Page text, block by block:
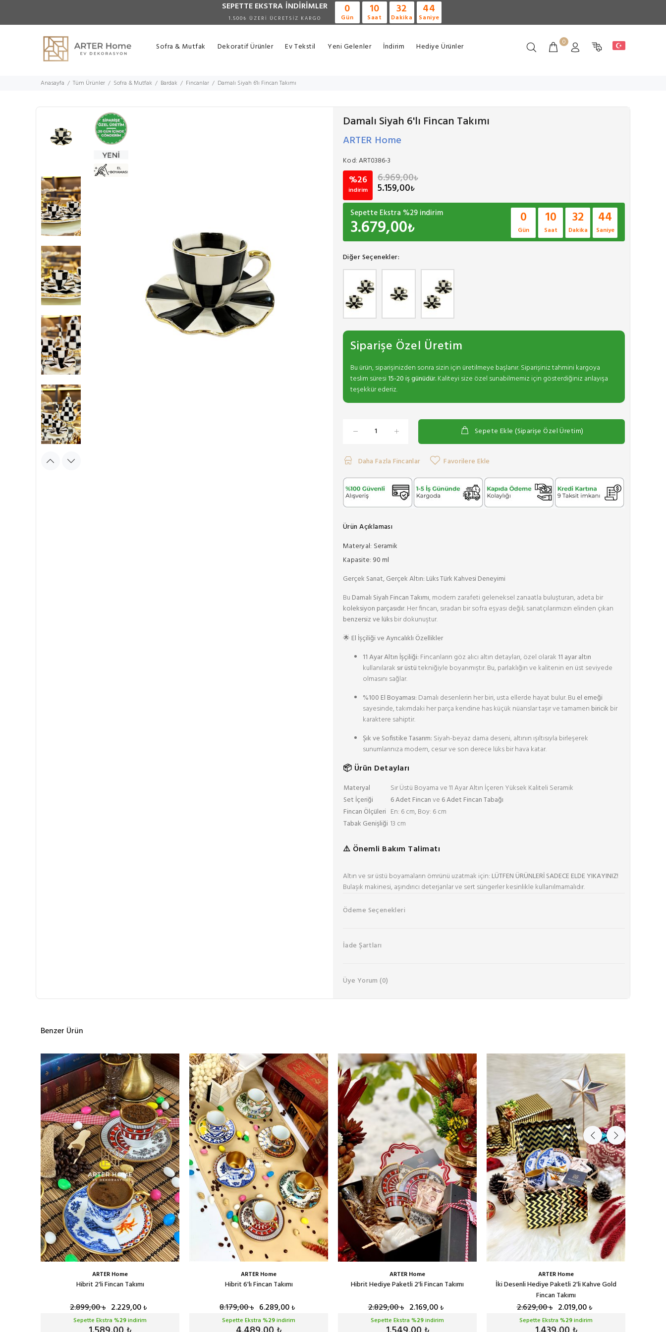
SEPETTE EKSTRA İNDİRİMLER
1.500₺ ÜZERİ ÜCRETSİZ KARGO
0
Gün
10
Saat
32
Dakika
43
Saniye
Sofra & Mutfak Dekoratif Ürünler Ev Tekstil Yeni Gelenler İndirim Hediye Ürünler 0
Anasayfa Tüm Ürünler Sofra & Mutfak Bardak Fincanlar Damalı Siyah 6'lı Fincan Takımı
Damalı Siyah 6'lı Fincan Takımı
ARTER Home
Kod:ART0386-3
%26
indirim
6.969,00₺
5.159,00₺
Sepette Ekstra %29 indirim
3.679,00₺
0
Gün
10
Saat
32
Dakika
43
Saniye
Diğer Seçenekler:
Siparişe Özel Üretim
Bu ürün, siparişinizden sonra sizin için üretilmeye başlanır. Siparişiniz tahmini kargoya
teslim süresi15-20 iş günüdür.Kaliteyi size özel sunabilmemiz için gösterdiğiniz anlayışa
teşekkür ederiz.
Sepete Ekle (Siparişe Özel Üretim)
Daha Fazla Fincanlar Favorilere Ekle
Ürün Açıklaması
Materyal: Seramik
Kapasite: 90 ml
Gerçek Sanat, Gerçek Altın: Lüks Türk Kahvesi Deneyimi
Bu Damalı Siyah Fincan Takımı, modern zarafeti geleneksel zanaatla buluşturan, adeta bir
koleksiyon parçasıdır. Her fincan, sıradan bir sofra eşyası değil; sanatçılarımızın elinden çıkan
benzersiz ve lüksbir dokunuştur.
🌟 El İşçiliği ve Ayrıcalıklı Özellikler
11 Ayar Altın İşçiliği: Fincanların göz alıcı altın detayları, özel olarak 11 ayar altın
kullanılarak sır üstütekniğiyle boyanmıştır. Bu, parlaklığın ve kalitenin en üst seviyede
olmasını sağlar.
%100 El Boyaması: Damalı desenlerin her biri, usta ellerde hayat bulur. Bu el emeği
sayesinde, takımdaki her parça kendine has küçük nüanslar taşır ve tamamen biricik bir
karaktere sahiptir.
Şık ve Sofistike Tasarım: Siyah-beyaz dama deseni, altının ışıltısıyla birleşerek
sunumlarınıza modern, cesur ve son derece lüks bir hava katar.
📦 Ürün Detayları
Materyal
Sır Üstü Boyama ve 11 Ayar Altın İçeren Yüksek Kaliteli Seramik
Set İçeriği
6 Adet Fincanve 6 Adet Fincan Tabağı
Fincan Ölçüleri En: 6 cm, Boy: 6 cm
Tabak Genişliği 13 cm
⚠️ Önemli Bakım Talimatı
Altın ve sır üstü boyamaların ömrünü uzatmak için: LÜTFEN ÜRÜNLERİ SADECE ELDE YIKAYINIZ!
Bulaşık makinesi, aşındırıcı deterjanlar ve sert süngerler kesinlikle kullanılmamalıdır.
Ödeme Seçenekleri
İade Şartları
Üye Yorum(0)
Benzer Ürün
ARTER Home
Hibrit 2'li Fincan Takımı
2.899,00₺ 2.229,00₺
Sepette Ekstra %29indirim
ARTER Home
Hibrit 6'lı Fincan Takımı
8.179,00₺ 6.289,00₺
Sepette Ekstra %29indirim
ARTER Home
Hibrit Hediye Paketli 2'li Fincan Takımı
2.829,00₺ 2.169,00₺
Sepette Ekstra %29indirim
ARTER Home
İki Desenli Hediye Paketli 2'li Kahve Gold
Fincan Takımı
2.629,00₺ 2.019,00₺
Sepette Ekstra %29indirim